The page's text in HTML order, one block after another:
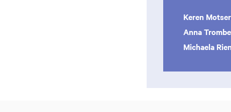
Keren
Anna
Michaela